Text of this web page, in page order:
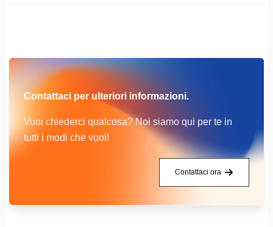
Contattaci per ulteriori informazioni.
Vuoi chiederci qualcosa? Noi siamo qui per te in
tutti i modi che vuoi!
Contattaci ora